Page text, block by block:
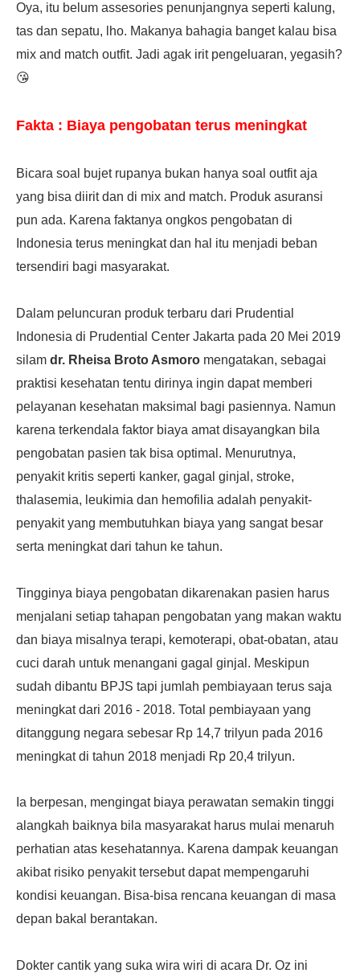
Oya, itu belum assesories penunjangnya seperti kalung,
tas dan sepatu, lho. Makanya bahagia banget kalau bisa
mix and match outfit. Jadi agak irit pengeluaran, yegasih?
😘
Fakta : Biaya pengobatan terus meningkat
Bicara soal bujet rupanya bukan hanya soal outfit aja
yang bisa diirit dan di mix and match. Produk asuransi
pun ada. Karena faktanya ongkos pengobatan di
Indonesia terus meningkat dan hal itu menjadi beban
tersendiri bagi masyarakat.
Dalam peluncuran produk terbaru dari Prudential
Indonesia di Prudential Center Jakarta pada 20 Mei 2019
silam dr. Rheisa Broto Asmoro mengatakan, sebagai
praktisi kesehatan tentu dirinya ingin dapat memberi
pelayanan kesehatan maksimal bagi pasiennya. Namun
karena terkendala faktor biaya amat disayangkan bila
pengobatan pasien tak bisa optimal. Menurutnya,
penyakit kritis seperti kanker, gagal ginjal, stroke,
thalasemia, leukimia dan hemofilia adalah penyakit-
penyakit yang membutuhkan biaya yang sangat besar
serta meningkat dari tahun ke tahun.
Tingginya biaya pengobatan dikarenakan pasien harus
menjalani setiap tahapan pengobatan yang makan waktu
dan biaya misalnya terapi, kemoterapi, obat-obatan, atau
cuci darah untuk menangani gagal ginjal. Meskipun
sudah dibantu BPJS tapi jumlah pembiayaan terus saja
meningkat dari 2016 - 2018. Total pembiayaan yang
ditanggung negara sebesar Rp 14,7 trilyun pada 2016
meningkat di tahun 2018 menjadi Rp 20,4 trilyun.
Ia berpesan, mengingat biaya perawatan semakin tinggi
alangkah baiknya bila masyarakat harus mulai menaruh
perhatian atas kesehatannya. Karena dampak keuangan
akibat risiko penyakit tersebut dapat mempengaruhi
kondisi keuangan. Bisa-bisa rencana keuangan di masa
depan bakal berantakan.
Dokter cantik yang suka wira wiri di acara Dr. Oz ini